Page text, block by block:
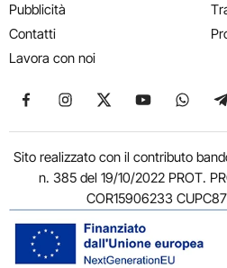
Pubblicità
Contatti
Lavora con noi
Seguici su Facebook
Seguici su Instagram
Seguici su X
Seguici su
Sito realizzato con il contributo
n. 385 del 19/10/2022 PROT.
COR15906233